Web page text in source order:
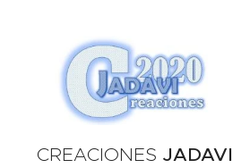
CREACIONES JADAVI